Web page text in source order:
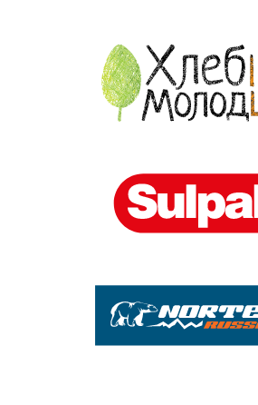
Перезапускайте торги, если
Указывайте, что делать
с грузом, если нет победителя